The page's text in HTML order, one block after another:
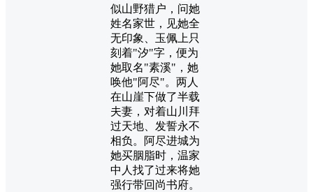
似山野猎户，问她
姓名家世，见她全
无印象、玉佩上只
刻着"汐"字，便为
她取名"素溪"，她
唤他"阿尽"。两人
在山崖下做了半载
夫妻，对着山川拜
过天地、发誓永不
相负。阿尽进城为
她买胭脂时，温家
中人找了过来将她
强行带回尚书府。